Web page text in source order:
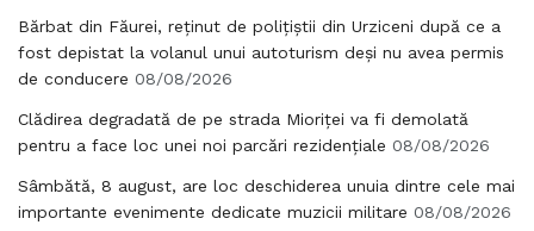
Bărbat din Făurei, reținut de polițiștii din Urziceni după ce a
fost depistat la volanul unui autoturism deși nu avea permis
de conducere 08/08/2026
Clădirea degradată de pe strada Mioriței va fi demolată
pentru a face loc unei noi parcări rezidențiale 08/08/2026
Sâmbătă, 8 august, are loc deschiderea unuia dintre cele mai
importante evenimente dedicate muzicii militare 08/08/2026